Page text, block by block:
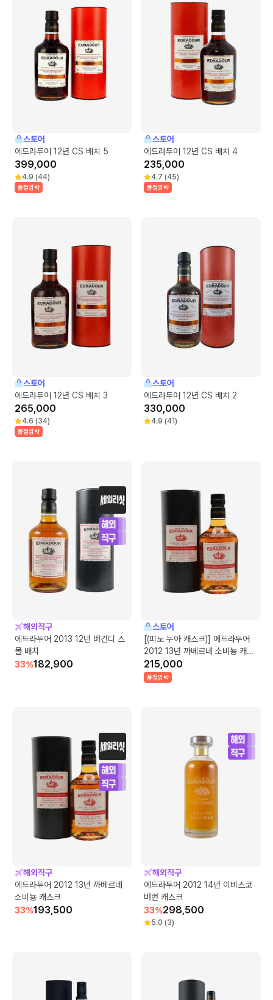
스토어
에드라두어 12년 CS 배치 5
399,000
4.9 (44)
품절임박
스토어
에드라두어 12년 CS 배치 4
235,000
4.7 (45)
품절임박
스토어
에드라두어 12년 CS 배치 3
265,000
4.6 (34)
품절임박
스토어
에드라두어 12년 CS 배치 2
330,000
4.9 (41)
해외직구
에드라두어 2013 12년 버건디 스
몰 배치
33%182,900
스토어
[(피노 누아 캐스크)] 에드라두어
2012 13년 까베르네 소비뇽 캐스
크
215,000
품절임박
해외직구
에드라두어 2012 13년 까베르네
소비뇽 캐스크
33%193,500
해외직구
에드라두어 2012 14년 이비스코
버번 캐스크
33%298,500
5.0 (3)